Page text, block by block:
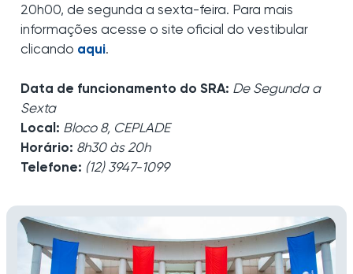
20h00, de segunda a sexta-feira. Para mais
informações acesse o site oficial do vestibular
clicando aqui.
Data de funcionamento do SRA: De Segunda a
Sexta
Local: Bloco 8, CEPLADE
Horário: 8h30 às 20h
Telefone: (12) 3947-1099